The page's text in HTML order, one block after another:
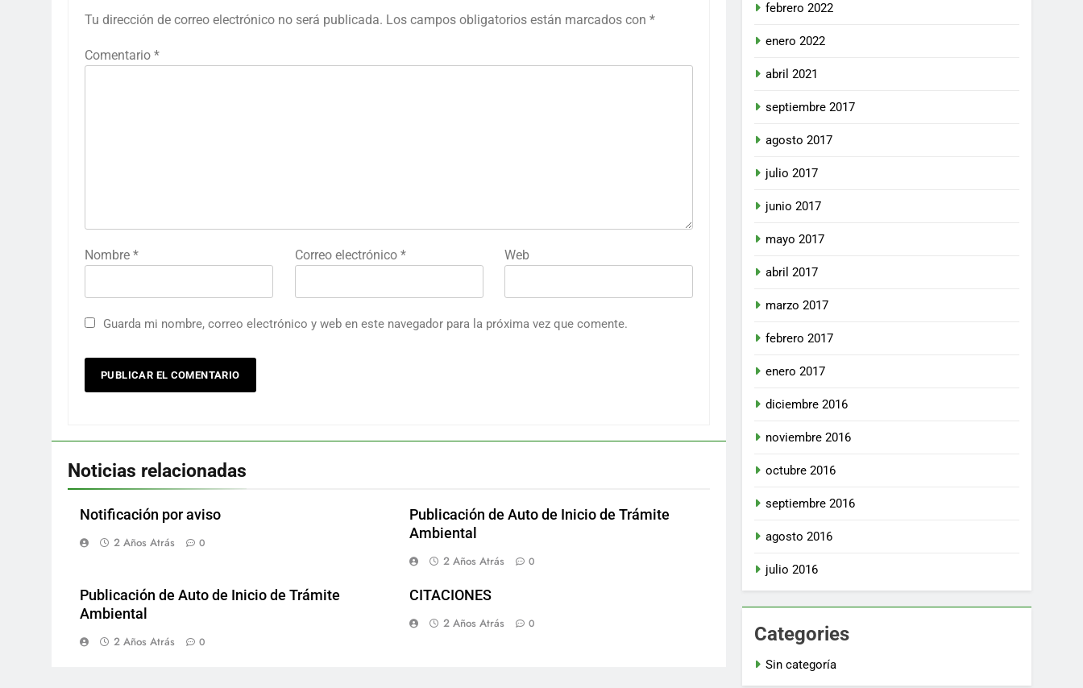
Tu dirección de correo electrónico no será publicada. Los campos obligatorios están marcados con *
Comentario *
Nombre * Correo electrónico * Web
Guarda mi nombre, correo electrónico y web en este navegador para la próxima vez que comente.
Noticias relacionadas
Notificación por aviso
2 Años Atrás 0
Publicación de Auto de Inicio de Trámite
Ambiental
2 Años Atrás 0
Publicación de Auto de Inicio de Trámite
Ambiental
2 Años Atrás 0
CITACIONES
2 Años Atrás 0
febrero 2022
enero 2022
abril 2021
septiembre 2017
agosto 2017
julio 2017
junio 2017
mayo 2017
abril 2017
marzo 2017
febrero 2017
enero 2017
diciembre 2016
noviembre 2016
octubre 2016
septiembre 2016
agosto 2016
julio 2016
Categories
Sin categoría